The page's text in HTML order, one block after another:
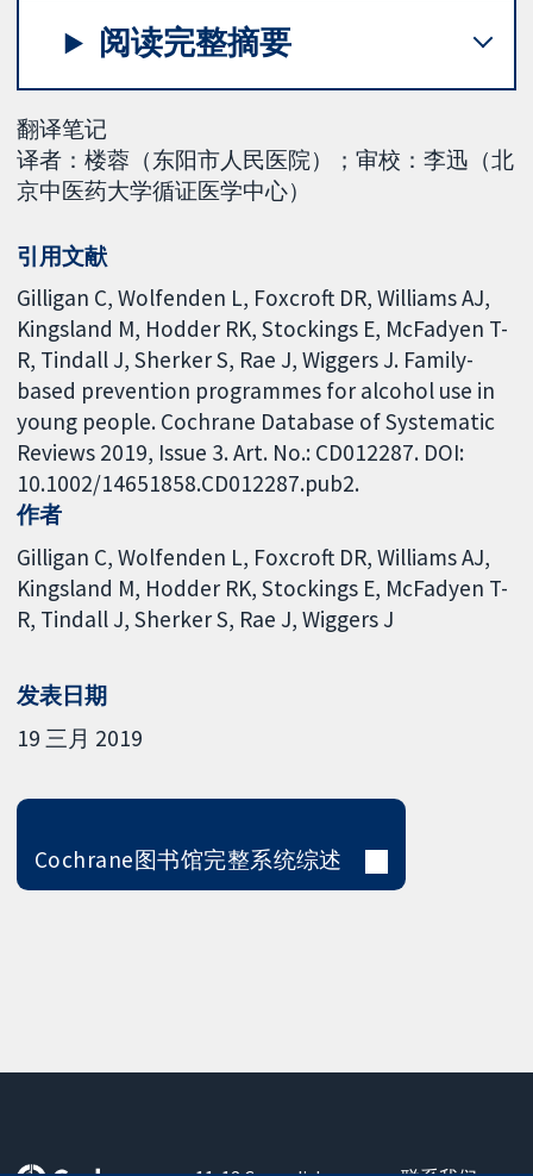
阅读完整摘要
翻译笔记
译者：楼蓉（东阳市人民医院）；审校：李迅（北
京中医药大学循证医学中心）
引用文献
Gilligan C, Wolfenden L, Foxcroft DR, Williams AJ,
Kingsland M, Hodder RK, Stockings E, McFadyen T-
R, Tindall J, Sherker S, Rae J, Wiggers J. Family-
based prevention programmes for alcohol use in
young people. Cochrane Database of Systematic
Reviews 2019, Issue 3. Art. No.: CD012287. DOI:
10.1002/14651858.CD012287.pub2.
作者
Gilligan C Wolfenden L Foxcroft DR Williams AJ
Kingsland M Hodder RK Stockings E McFadyen T-
R Tindall J Sherker S Rae J Wiggers J
发表日期
19 三月 2019
Cochrane图书馆完整系统综述